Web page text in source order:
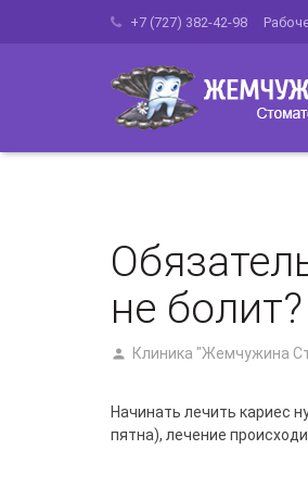
+7 (727) 382-42-98
не болит?
Клиника "Жемчужина
Начинать лечить кариес
пятна), лечение